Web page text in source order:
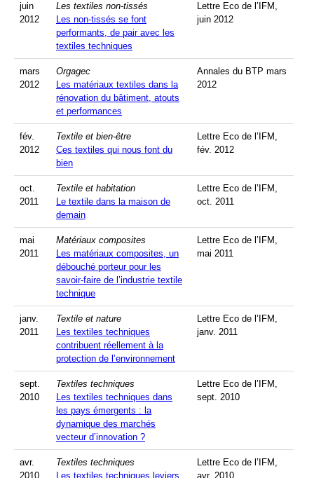
juin
2012
Les textiles non-tissés
Les non-tissés se font
performants, de pair avec les
textiles techniques
Lettre Eco de l’IFM,
juin 2012
mars
2012
Orgagec
Les matériaux textiles dans la
rénovation du bâtiment, atouts
et performances
Annales du BTP mars
2012
fév.
2012
Textile et bien-être
Ces textiles qui nous font du
bien
Lettre Eco de l’IFM,
fév. 2012
oct.
2011
Textile et habitation
Le textile dans la maison de
demain
Lettre Eco de l’IFM,
oct. 2011
mai
2011
Matériaux composites
Les matériaux composites, un
débouché porteur pour les
savoir-faire de l’industrie textile
technique
Lettre Eco de l’IFM,
mai 2011
janv.
2011
Textile et nature
Les textiles techniques
contribuent réellement à la
protection de l’environnement
Lettre Eco de l’IFM,
janv. 2011
sept.
2010
Textiles techniques
Les textiles techniques dans
les pays émergents : la
dynamique des marchés
vecteur d’innovation ?
Lettre Eco de l’IFM,
sept. 2010
avr.
2010
Textiles techniques
Les textiles techniques leviers
Lettre Eco de l’IFM,
avr. 2010